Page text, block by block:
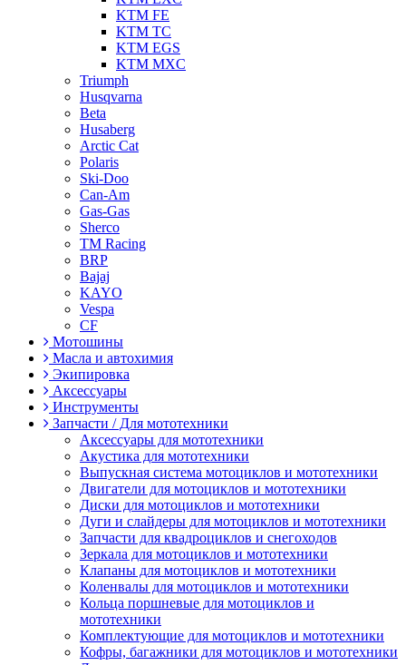
KTM FE
KTM TC
KTM EGS
KTM MXC
Triumph
Husqvarna
Beta
Husaberg
Arctic Cat
Polaris
Ski-Doo
Can-Am
Gas-Gas
Sherco
TM Racing
BRP
Bajaj
KAYO
Vespa
CF
Мотошины
Масла и автохимия
Экипировка
Аксессуары
Инструменты
Запчасти / Для мототехники
Аксессуары для мототехники
Акустика для мототехники
Выпускная система мотоциклов и мототехники
Двигатели для мотоциклов и мототехники
Диски для мотоциклов и мототехники
Дуги и слайдеры для мотоциклов и мототехники
Запчасти для квадроциклов и снегоходов
Зеркала для мотоциклов и мототехники
Клапаны для мотоциклов и мототехники
Коленвалы для мотоциклов и мототехники
Кольца поршневые для мотоциклов и
мототехники
Комплектующие для мотоциклов и мототехники
Кофры, багажники для мотоциклов и мототехники